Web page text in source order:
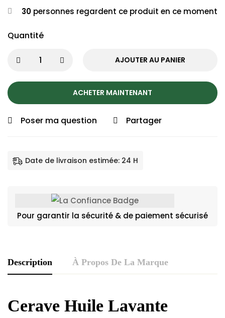
30 personnes regardent ce produit en ce moment
Quantité
AJOUTER AU PANIER
ACHETER MAINTENANT
Poser ma question Partager
Date de livraison estimée: 24 H
Pour garantir la sécurité & de paiement sécurisé
Description À Propos De La Marque
Cerave Huile Lavante